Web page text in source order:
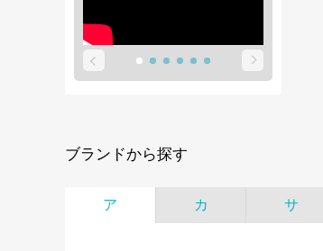
ブランドから探す
ア カ サ